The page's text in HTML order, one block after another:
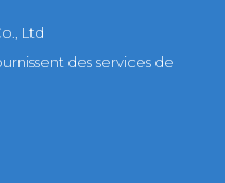
Ltd
des services de